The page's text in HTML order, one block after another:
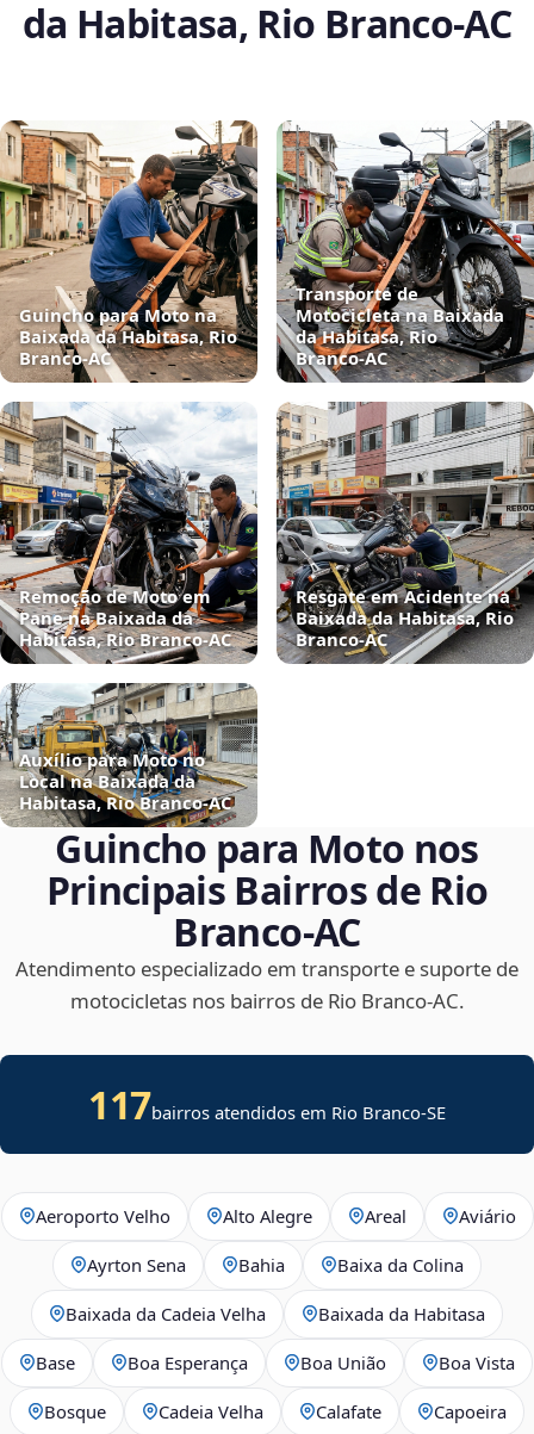
da Habitasa, Rio Branco‑AC
Guincho para Moto na
Baixada da Habitasa, Rio
Branco‑AC
Transporte de
Motocicleta na Baixada
da Habitasa, Rio
Branco‑AC
Remoção de Moto em
Pane na Baixada da
Habitasa, Rio Branco‑AC
Resgate em Acidente na
Baixada da Habitasa, Rio
Branco‑AC
Auxílio para Moto no
Local na Baixada da
Habitasa, Rio Branco‑AC
Guincho para Moto nos
Principais Bairros de Rio
Branco‑AC
Atendimento especializado em transporte e suporte de
motocicletas nos bairros de Rio Branco‑AC.
117bairros atendidos em Rio Branco-SE
Aeroporto Velho Alto Alegre Areal Aviário
Ayrton Sena Bahia Baixa da Colina
Baixada da Cadeia Velha Baixada da Habitasa
Base Boa Esperança Boa União Boa Vista
Bosque Cadeia Velha Calafate Capoeira